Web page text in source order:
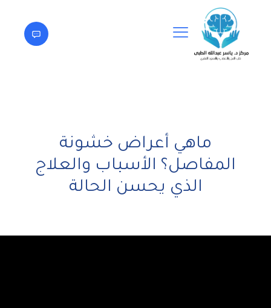
ماهي أعراض خشونة
المفاصل؟ الأسباب والعلاج
الذي يحسن الحالة